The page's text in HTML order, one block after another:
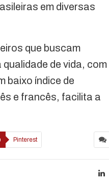
em diversas
que buscam
de vida, com
baixo índice de
e francês, facilita a
Pinterest